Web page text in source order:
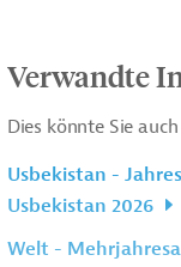
Verwandte
Dies könnte Sie
Usbekistan -
Usbekistan 2026
Welt -